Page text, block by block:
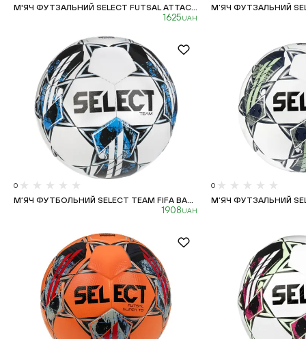
М'ЯЧ ФУТЗАЛЬНИЙ SELECT FUTSAL ATTAC...
1625UAH
М’ЯЧ ФУТЗАЛЬНИЙ
0
М’ЯЧ ФУТБОЛЬНИЙ SELECT TEAM FIFA BA...
1908UAH
0
М’ЯЧ ФУТЗАЛЬНИЙ